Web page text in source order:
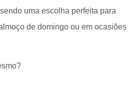
uma escolha perfeita para
de domingo ou em ocasiões